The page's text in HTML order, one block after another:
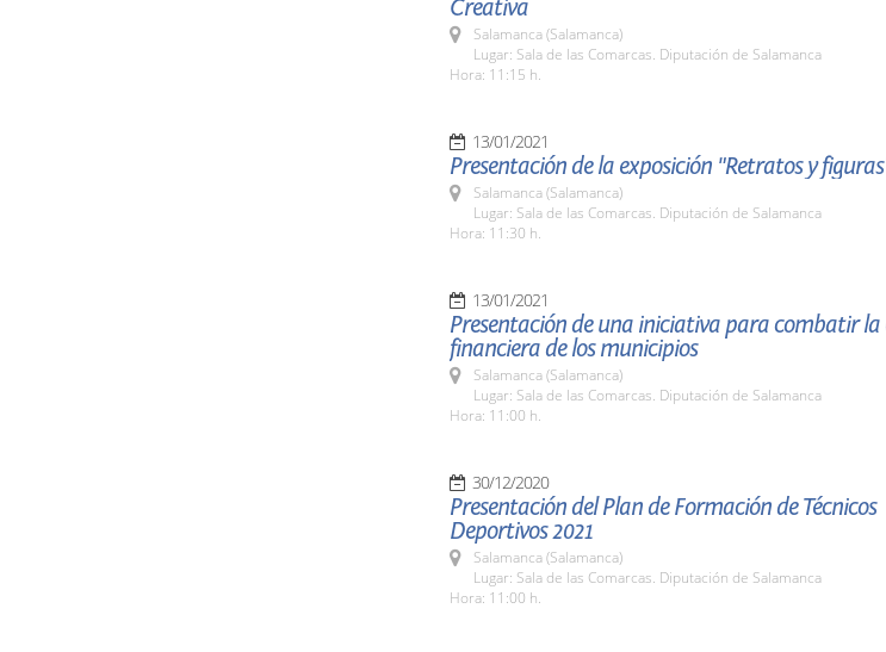
Creativa
Salamanca (Salamanca)
Lugar: Sala de las Comarcas. Diputación de Salamanca
Hora: 11:15 h.
13/01/2021
Presentación de la exposición "Retratos y
Salamanca (Salamanca)
Lugar: Sala de las Comarcas. Diputación de Salamanca
Hora: 11:30 h.
13/01/2021
Presentación de una iniciativa para combatir la
financiera de los municipios
Salamanca (Salamanca)
Lugar: Sala de las Comarcas. Diputación de Salamanca
Hora: 11:00 h.
30/12/2020
Presentación del Plan de Formación de Técnicos
Deportivos 2021
Salamanca (Salamanca)
Lugar: Sala de las Comarcas. Diputación de Salamanca
Hora: 11:00 h.